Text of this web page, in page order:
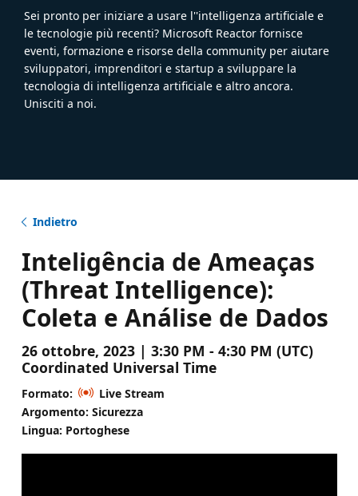
Sei pronto per iniziare a usare l''intelligenza artificiale e
le tecnologie più recenti? Microsoft Reactor fornisce
eventi, formazione e risorse della community per aiutare
sviluppatori, imprenditori e startup a sviluppare la
tecnologia di intelligenza artificiale e altro ancora.
Unisciti a noi.
Indietro
Inteligência de Ameaças
(Threat Intelligence):
Coleta e Análise de Dados
26 ottobre, 2023 | 3:30 PM - 4:30 PM (UTC)
Coordinated Universal Time
Formato:
Live Stream
Argomento: Sicurezza
Lingua: Portoghese